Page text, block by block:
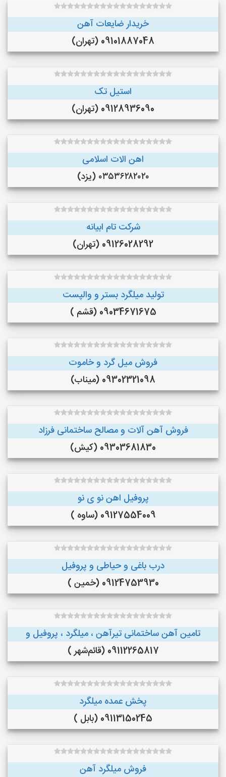
خریدار ضایعات آهن
09101887048 (تهران)
استیل تک
09128936090 (تهران)
اهن الات اسلامی
۰۳۵۳۶۲۸۲۰۲۰ (یزد)
شرکت تام ابیانه
09126028292 (تهران)
تولید میلگرد بستر و والپست
09034671675 (قشم )
فروش میل گرد و خاموت
09302321098 (میناب)
فروش آهن آلات و مصالح ساختمانی فرزاد
09303681830 (کیش)
پروفیل اهن نو ی نو
09127554009 (ساوه )
درب باغی و حیاطی و پروفیل
09124753930 (خمین )
تامین آهن ساختمانی تیرآهن ، میلگرد ، پروفیل و
09112265817 (قائم‌شهر )
پخش عمده میلگرد
09113150245 (بابل )
فروش میلگرد آهن